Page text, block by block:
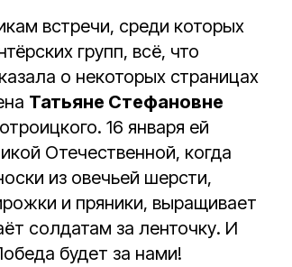
встречи, среди которых
групп, всё, что
о некоторых страницах
Татьяне Стефановне
16 января ей
Отечественной, когда
из овечьей шерсти,
и пряники, выращивает
солдатам за ленточку. И
будет за нами!